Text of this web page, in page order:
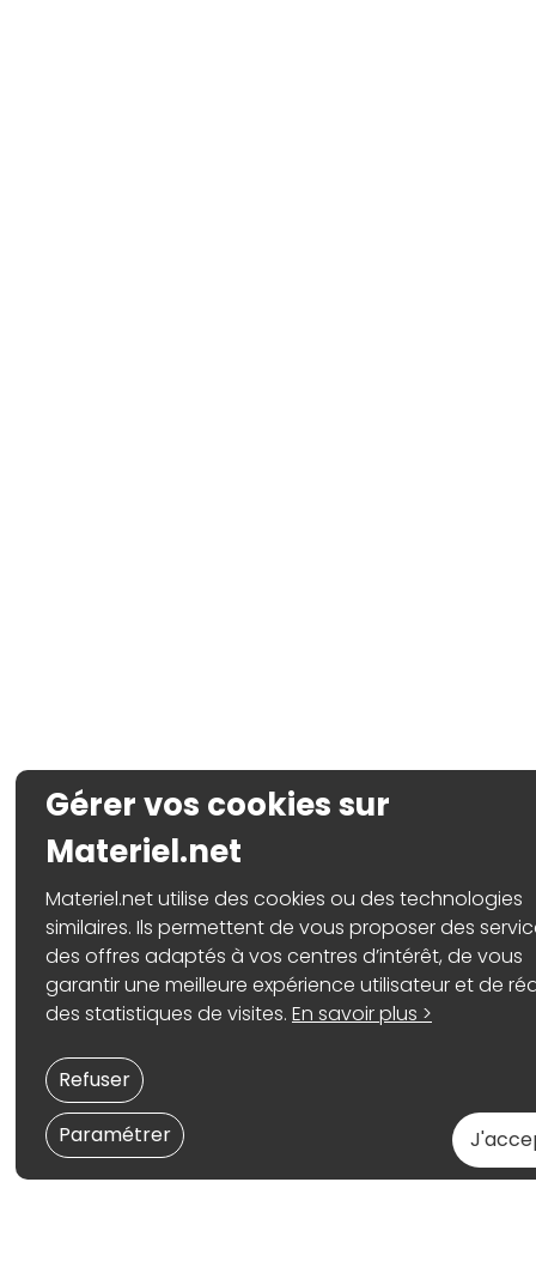
Gérer vos cookies sur
Materiel.net
Materiel.net utilise des cookies ou des technologies
similaires. Ils permettent de vous proposer des
des offres adaptés à vos centres d’intérêt, de vous
garantir une meilleure expérience utilisateur et de
des statistiques de visites.En savoir plus >
Paramétrer
Refuser